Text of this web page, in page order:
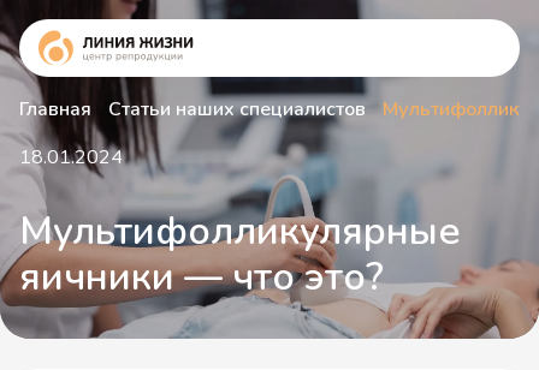
Главная Статьи наших специалистов
18.01.2024
Мультифолликулярные
яичники — что это?